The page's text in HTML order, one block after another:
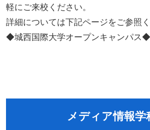
軽にご来校ください。
詳細については下記ページをご参照
◆城西国際大学オープンキャンパス◆
メディア情報学